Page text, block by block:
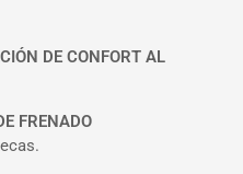
DE CONFORT AL
FRENADO